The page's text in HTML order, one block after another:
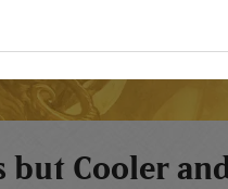
but Cooler